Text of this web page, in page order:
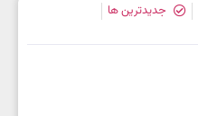
جدیدترین ها